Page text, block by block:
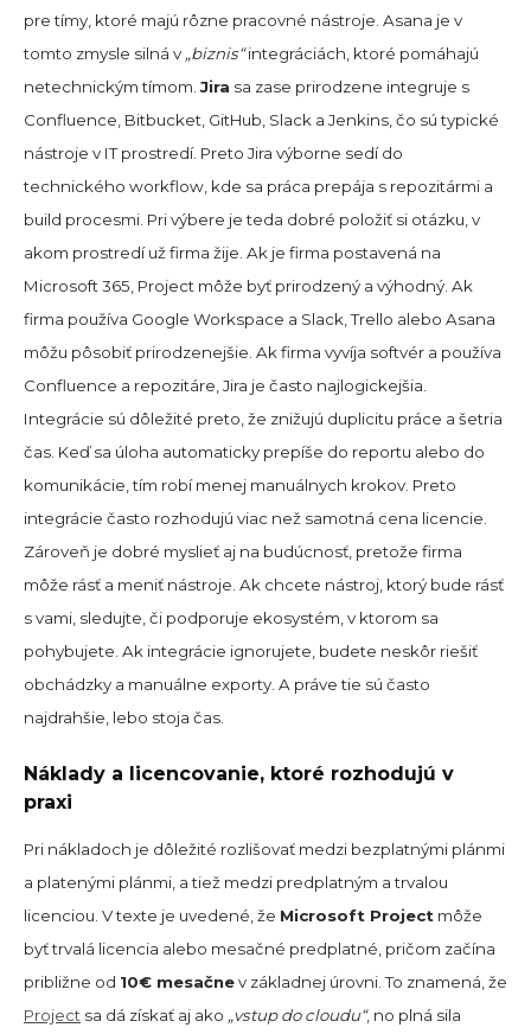
pre tímy, ktoré majú rôzne pracovné nástroje. Asana je v
tomto zmysle silná v „biznis“integráciách, ktoré pomáhajú
netechnickým tímom.Jira sa zase prirodzene integruje s
Confluence, Bitbucket, GitHub, Slack a Jenkins, čo sú typické
nástroje v IT prostredí. Preto Jira výborne sedí do
technického workflow, kde sa práca prepája s repozitármi a
build procesmi. Pri výbere je teda dobré položiť si otázku, v
akom prostredí už firma žije. Ak je firma postavená na
Microsoft 365, Project môže byť prirodzený a výhodný. Ak
firma používa Google Workspace a Slack, Trello alebo Asana
môžu pôsobiť prirodzenejšie. Ak firma vyvíja softvér a používa
Confluence a repozitáre, Jira je často najlogickejšia.
Integrácie sú dôležité preto, že znižujú duplicitu práce a šetria
čas. Keď sa úloha automaticky prepíše do reportu alebo do
komunikácie, tím robí menej manuálnych krokov. Preto
integrácie často rozhodujú viac než samotná cena licencie.
Zároveň je dobré myslieť aj na budúcnosť, pretože firma
môže rásť a meniť nástroje. Ak chcete nástroj, ktorý bude rásť
s vami, sledujte, či podporuje ekosystém, v ktorom sa
pohybujete. Ak integrácie ignorujete, budete neskôr riešiť
obchádzky a manuálne exporty. A práve tie sú často
najdrahšie, lebo stoja čas.
Náklady a licencovanie, ktoré rozhodujú v
praxi
Pri nákladoch je dôležité rozlišovať medzi bezplatnými plánmi
a platenými plánmi, a tiež medzi predplatným a trvalou
licenciou. V texte je uvedené, že Microsoft Project môže
byť trvalá licencia alebo mesačné predplatné, pričom začína
približne od 10€ mesačnev základnej úrovni. To znamená, že
Project sa dá získať aj ako „vstup do cloudu“, no plná sila